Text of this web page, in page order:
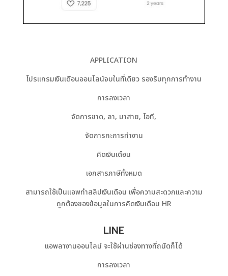
APPLICATION
โปรแกรมเงินเดือนออนไลน์จบในที่เดียว รองรับทุกการทำงาน
การลงเวลา
จัดการขาด, ลา, มาสาย, โอที,
จัดการกะการทำงาน
คิดเงินเดือน
เอกสารภาษีทั้งหมด
สามารถใช้เป็นแอพทำสลิปเงินเดือน เพื่อความสะดวกและความ
ถูกต้องของข้อมูลในการคิดเงินเดือน HR
LINE
แอพลางานออนไลน์ จะใช้ผ่านช่องทางที่ถนัดก็ได้
การลงเวลา